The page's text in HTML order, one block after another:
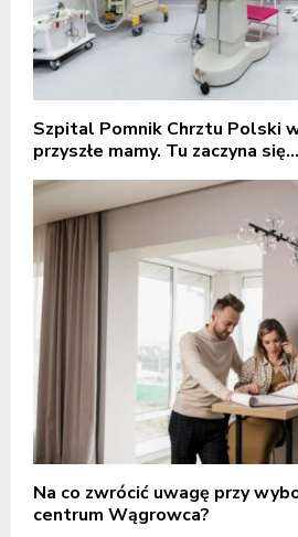
Szpital Pomnik Chrztu Polski
przyszłe mamy. Tu zaczyna się...
Na co zwrócić uwagę przy
centrum Wągrowca?